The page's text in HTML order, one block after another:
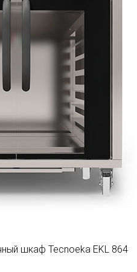
шкаф Tecnoeka EKL 864